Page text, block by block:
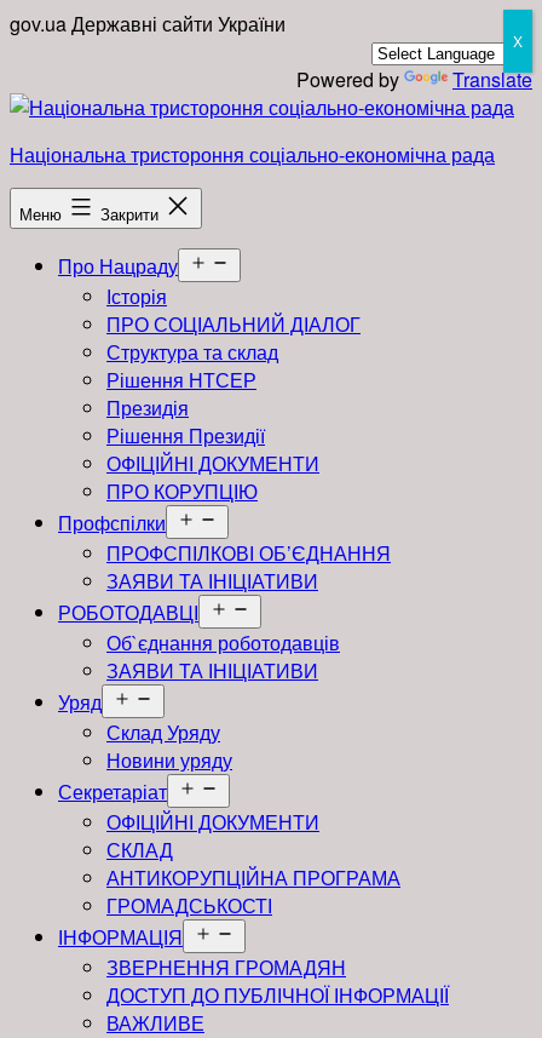
Перейти
gov.uaДержавні сайти України
Powered by
Translate
Національна тристороння соціально-економічна рада
Меню Закрити
Про Нацраду
меню
Історія
ПРО СОЦІАЛЬНИЙ ДІАЛОГ
Структура та склад
Рішення НТСЕР
Президія
Рішення Президії
ОФІЦІЙНІ ДОКУМЕНТИ
ПРО КОРУПЦІЮ
Профспілки
меню
ПРОФСПІЛКОВІ ОБ’ЄДНАННЯ
ЗАЯВИ ТА ІНІЦІАТИВИ
РОБОТОДАВЦІ
меню
Об`єднання роботодавців
ЗАЯВИ ТА ІНІЦІАТИВИ
Уряд
меню
Склад Уряду
Новини уряду
Секретаріат
меню
ОФІЦІЙНІ ДОКУМЕНТИ
СКЛАД
АНТИКОРУПЦІЙНА ПРОГРАМА
ГРОМАДСЬКОСТІ
ІНФОРМАЦІЯ
меню
ЗВЕРНЕННЯ ГРОМАДЯН
ДОСТУП ДО ПУБЛІЧНОЇ ІНФОРМАЦІЇ
ВАЖЛИВЕ
X